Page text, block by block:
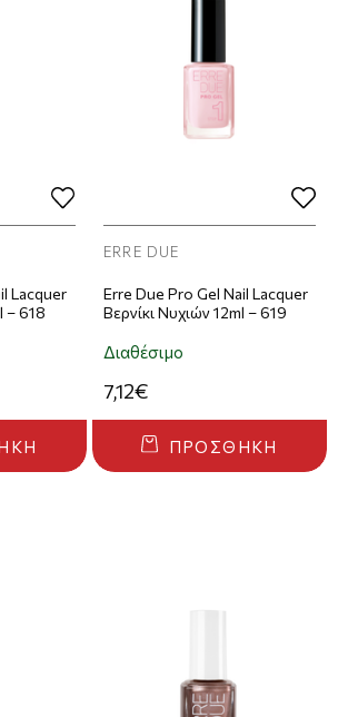
Lacquer
– 618
ERRE DUE
Erre Due Pro Gel Nail Lacquer
Βερνίκι Νυχιών 12ml – 619
Διαθέσιμο
7,12€
ΠΡΟΣΘΉΚΗ